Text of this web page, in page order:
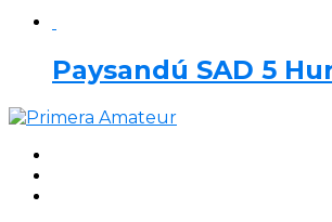
Paysandú SAD 5